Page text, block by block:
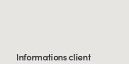
Informations client